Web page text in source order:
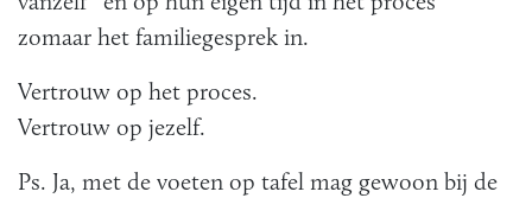
zomaar het familiegesprek in.
Vertrouw op het proces.
Vertrouw op jezelf.
Ps. Ja, met de voeten op tafel mag gewoon bij de